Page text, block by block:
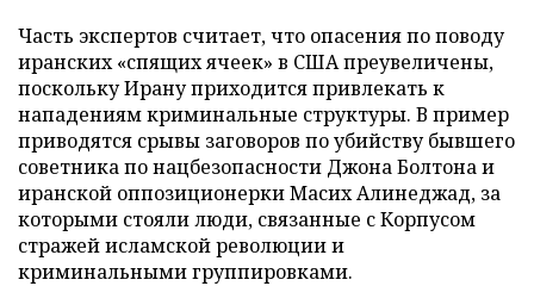
Часть экспертов считает, что опасения по поводу
иранских «спящих ячеек» в США преувеличены,
поскольку Ирану приходится привлекать к
нападениям криминальные структуры. В пример
приводятся срывы заговоров по убийству бывшего
советника по нацбезопасности Джона Болтона и
иранской оппозиционерки Масих Алинеджад, за
которыми стояли люди, связанные с Корпусом
стражей исламской революции и
криминальными группировками.